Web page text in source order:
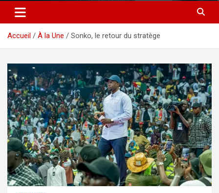
Accueil À la Une Sonko, le retour du stratège